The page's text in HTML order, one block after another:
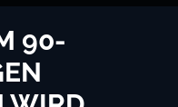
90-